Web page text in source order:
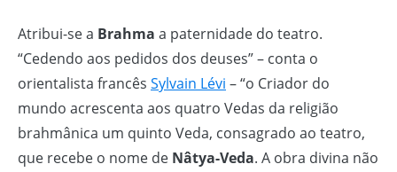
Atribui-se a Brahma a paternidade do teatro.
“Cedendo aos pedidos dos deuses” – conta o
orientalista francês Sylvain Lévi – “o Criador do
mundo acrescenta aos quatro Vedas da religião
brahmânica um quinto Veda, consagrado ao teatro,
que recebe o nome de Nâtya-Veda. A obra divina não